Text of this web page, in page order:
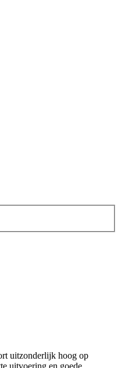
uitzonderlijk hoog op
uitvoering en goede